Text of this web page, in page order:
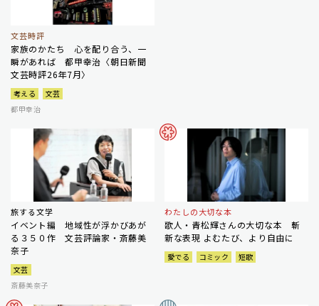
文芸時評
家族のかたち 心を配り合う、一
瞬があれば 都甲幸治〈朝日新聞
文芸時評26年7月〉
考える
文芸
都甲幸治
旅する文学
イベント編 地域性が浮かびあが
る３５０作 文芸評論家・斎藤美
奈子
文芸
斎藤美奈子
わたしの大切な本
歌人・青松輝さんの大切な本 斬
新な表現 よむたび、より自由に
愛でる コミック 短歌